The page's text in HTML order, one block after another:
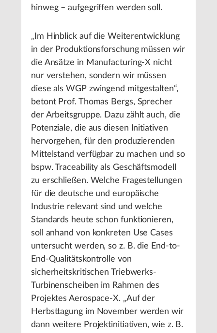
hinweg – aufgegriffen werden soll.
„Im Hinblick auf die Weiterentwicklung
in der Produktionsforschung müssen wir
die Ansätze in Manufacturing-X nicht
nur verstehen, sondern wir müssen
diese als WGP zwingend mitgestalten“,
betont Prof. Thomas Bergs, Sprecher
der Arbeitsgruppe. Dazu zählt auch, die
Potenziale, die aus diesen Initiativen
hervorgehen, für den produzierenden
Mittelstand verfügbar zu machen und so
bspw. Traceability als Geschäftsmodell
zu erschließen. Welche Fragestellungen
für die deutsche und europäische
Industrie relevant sind und welche
Standards heute schon funktionieren,
soll anhand von konkreten Use Cases
untersucht werden, so z. B. die End-to-
End-Qualitätskontrolle von
sicherheitskritischen Triebwerks-
Turbinenscheiben im Rahmen des
Projektes Aerospace-X. „Auf der
Herbsttagung im November werden wir
dann weitere Projektinitiativen, wie z. B.